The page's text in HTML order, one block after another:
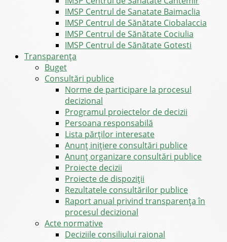
IMSP Centrul de Sanatate Baimaclia
IMSP Centrul de Sănătate Ciobalaccia
IMSP Centrul de Sănătate Cociulia
IMSP Centrul de Sănătate Gotesti
Transparența
Buget
Consultări publice
Norme de participare la procesul
decizional
Programul proiectelor de decizii
Persoana responsabilă
Lista părților interesate
Anunț inițiere consultări publice
Anunț organizare consultări publice
Proiecte decizii
Proiecte de dispoziții
Rezultatele consultărilor publice
Raport anual privind transparenţa în
procesul decizional
Acte normative
Deciziile consiliului raional